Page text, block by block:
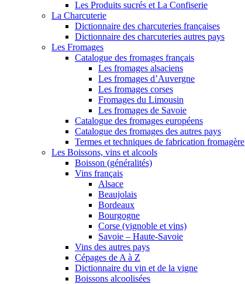
Les Produits sucrés et La Confiserie
La Charcuterie
Dictionnaire des charcuteries françaises
Dictionnaire des charcuteries autres pays
Les Fromages
Catalogue des fromages français
Les fromages alsaciens
Les fromages d’Auvergne
Les fromages corses
Fromages du Limousin
Les fromages de Savoie
Catalogue des fromages européens
Catalogue des fromages des autres pays
Termes et techniques de fabrication fromagère
Les Boissons, vins et alcools
Boisson (généralités)
Vins français
Alsace
Beaujolais
Bordeaux
Bourgogne
Corse (vignoble et vins)
Savoie – Haute-Savoie
Vins des autres pays
Cépages de A à Z
Dictionnaire du vin et de la vigne
Boissons alcoolisées